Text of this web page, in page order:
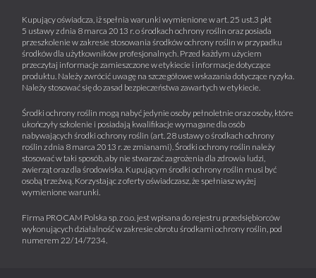
Kupujący oświadcza, iż spełnia warunki wymienione w art. 25 ust.3 pkt
5 ustawy z dnia 8 marca 2013 r. o środkach ochrony roślin oraz posiada
przeszkolenie w zakresie stosowania środków ochrony roślin w przypadku
środków dla użytkowników profesjonalnych. Przed każdym użyciem
przeczytaj informacje zamieszczone w etykiecie i informacje dotyczące
produktu. Należy zwrócić uwagę na szczegółowe wskazania dotyczące ryzyka.
Należy stosować się do zasad bezpieczeństwa zawartych w etykiecie.
Środki ochrony roślin mogą nabyć jedynie osoby pełnoletnie oraz osoby, które
ukończyły szkolenie i posiadają kwalifikacje wymagane dla osób
nabywających środki ochrony roślin (art. 28 ustawy o środkach ochrony
roślin z dnia 8 marca 2013 r. ze zmianami). Środki ochrony roślin należy
stosować w taki sposób, aby nie stwarzać zagrożenia dla zdrowia ludzi,
zwierząt oraz dla środowiska. Kupującym środki ochrony roślin musi być
osobą trzeźwą. Korzystając z oferty oświadczasz, że spełniasz wyżej
wymienione warunki.
Firma PROCAM Polska sp. z o.o. jest wpisana do rejestru przedsiębiorców
wykonujących działalność w zakresie obrotu środkami ochrony roślin, pod
numerem 22/14/7234.